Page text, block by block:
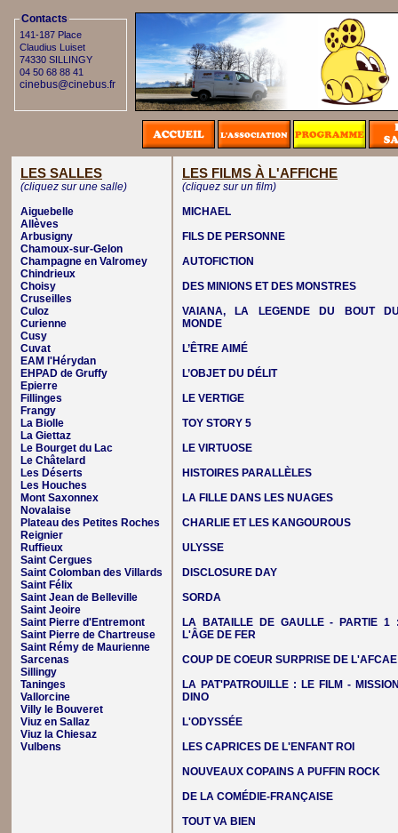
Contacts
141-187 Place
Claudius Luiset
74330 SILLINGY
04 50 68 88 41
cinebus@cinebus.fr
LES SALLES
(cliquez sur une salle)
Aiguebelle
Allèves
Arbusigny
Chamoux-sur-Gelon
Champagne en Valromey
Chindrieux
Choisy
Cruseilles
Culoz
Curienne
Cusy
Cuvat
EAM l'Hérydan
EHPAD de Gruffy
Epierre
Fillinges
Frangy
La Biolle
La Giettaz
Le Bourget du Lac
Le Châtelard
Les Déserts
Les Houches
Mont Saxonnex
Novalaise
Plateau des Petites Roches
Reignier
Ruffieux
Saint Cergues
Saint Colomban des Villards
Saint Félix
Saint Jean de Belleville
Saint Jeoire
Saint Pierre d'Entremont
Saint Pierre de Chartreuse
Saint Rémy de Maurienne
Sarcenas
Sillingy
Taninges
Vallorcine
Villy le Bouveret
Viuz en Sallaz
Viuz la Chiesaz
Vulbens
LES FILMS À L'AFFICHE
(cliquez sur un film)
MICHAEL
FILS DE PERSONNE
AUTOFICTION
DES MINIONS ET DES MONSTRES
VAIANA, LA LEGENDE DU BOUT
MONDE
L’ÊTRE AIMÉ
L’OBJET DU DÉLIT
LE VERTIGE
TOY STORY 5
LE VIRTUOSE
HISTOIRES PARALLÈLES
LA FILLE DANS LES NUAGES
CHARLIE ET LES KANGOUROUS
ULYSSE
DISCLOSURE DAY
SORDA
LA BATAILLE DE GAULLE - PARTIE 1
L'ÂGE DE FER
COUP DE COEUR SURPRISE DE L'AFCAE
LA PAT'PATROUILLE : LE FILM -
DINO
L'ODYSSÉE
LES CAPRICES DE L'ENFANT ROI
NOUVEAUX COPAINS A PUFFIN ROCK
DE LA COMÉDIE-FRANÇAISE
TOUT VA BIEN